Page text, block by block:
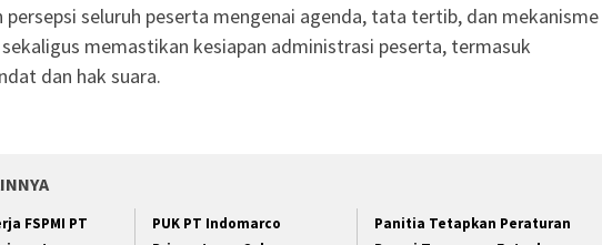
persepsi seluruh peserta mengenai agenda, tata tertib, dan mekanisme
memastikan kesiapan administrasi peserta, termasuk
dan hak suara.
FSPMI PT
PUK PT Indomarco
Panitia Tetapkan Peraturan